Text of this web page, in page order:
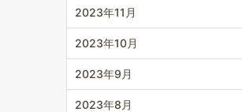
2023年11月
2023年10月
2023年9月
2023年8月